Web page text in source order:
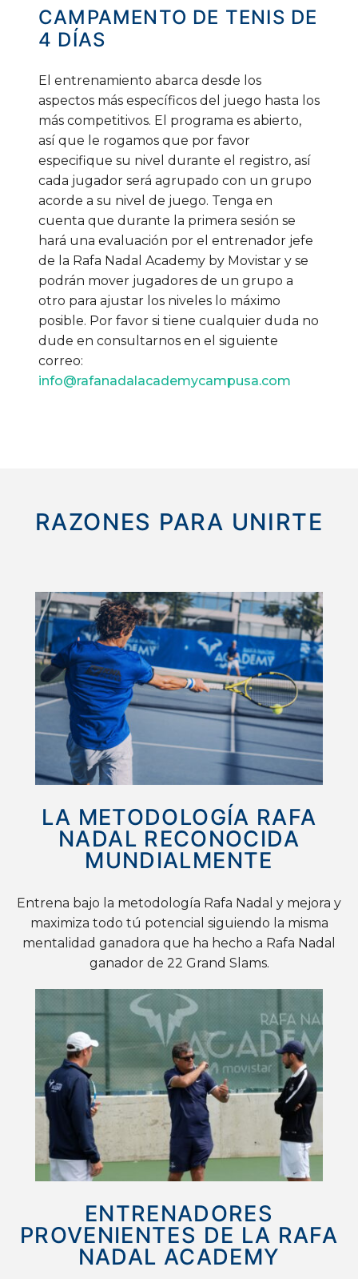
CAMPAMENTO DE TENIS DE
4 DÍAS
El entrenamiento abarca desde los
aspectos más específicos del juego hasta los
más competitivos. El programa es abierto,
así que le rogamos que por favor
especifique su nivel durante el registro, así
cada jugador será agrupado con un grupo
acorde a su nivel de juego. Tenga en
cuenta que durante la primera sesión se
hará una evaluación por el entrenador jefe
de la Rafa Nadal Academy by Movistar y se
podrán mover jugadores de un grupo a
otro para ajustar los niveles lo máximo
posible. Por favor si tiene cualquier duda no
dude en consultarnos en el siguiente
correo:
info@rafanadalacademycampusa.com
RAZONES PARA UNIRTE
LA METODOLOGÍA RAFA
NADAL RECONOCIDA
MUNDIALMENTE
Entrena bajo la metodología Rafa Nadal y mejora y
maximiza todo tú potencial siguiendo la misma
mentalidad ganadora que ha hecho a Rafa Nadal
ganador de 22 Grand Slams.
ENTRENADORES
PROVENIENTES DE LA RAFA
NADAL ACADEMY